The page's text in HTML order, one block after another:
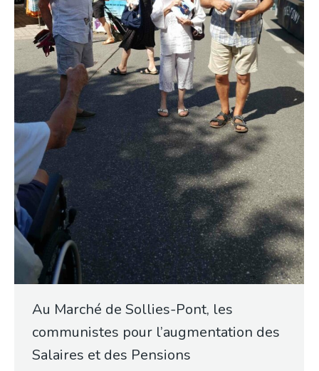
Au Marché de Sollies-Pont, les
communistes pour l’augmentation des
Salaires et des Pensions